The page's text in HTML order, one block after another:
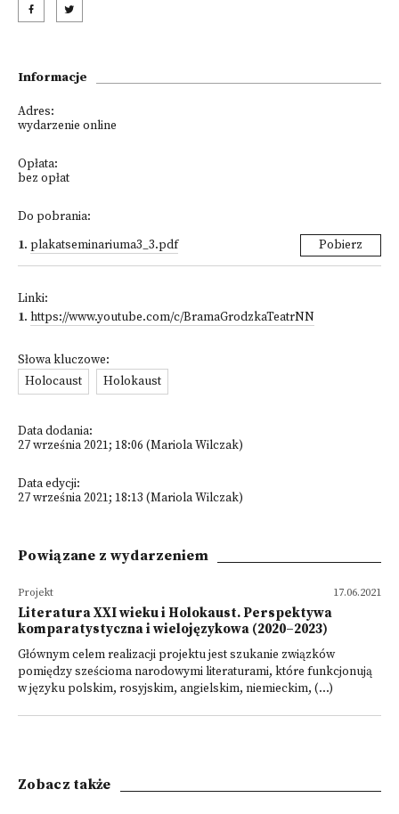
Informacje
Adres:
wydarzenie online
Opłata:
bez opłat
Do pobrania:
1. plakatseminariuma3_3.pdf Pobierz
Linki:
1. https://www.youtube.com/c/BramaGrodzkaTeatrNN
Słowa kluczowe:
Holocaust
Holokaust
Data dodania:
27 września 2021; 18:06 (Mariola Wilczak)
Data edycji:
27 września 2021; 18:13 (Mariola Wilczak)
Powiązane z wydarzeniem
17.06.2021
Projekt
Literatura XXI wieku i Holokaust. Perspektywa
komparatystyczna i wielojęzykowa (2020–2023)
Głównym celem realizacji projektu jest szukanie związków
pomiędzy sześcioma narodowymi literaturami, które funkcjonują
w języku polskim, rosyjskim, angielskim, niemieckim, (...)
Zobacz także